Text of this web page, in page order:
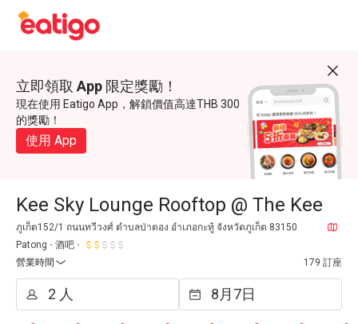
立即領取 App 限定獎勵！
現在使用 Eatigo App，解鎖價值高達THB 300
的獎勵！
使用 App
Kee Sky Lounge Rooftop @ The Kee
ภูเก็ต152/1 ถนนทวีวงศ์ ตำบลป่าตอง อำเภอกะทู้ จังหวัดภูเก็ต 83150
Patong
酒吧
營業時間
179 訂座